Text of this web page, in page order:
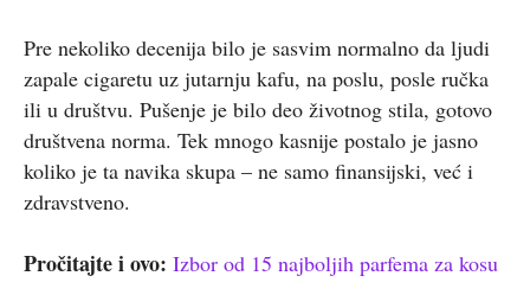
Pre nekoliko decenija bilo je sasvim normalno da ljudi
zapale cigaretu uz jutarnju kafu, na poslu, posle ručka
ili u društvu. Pušenje je bilo deo životnog stila, gotovo
društvena norma. Tek mnogo kasnije postalo je jasno
koliko je ta navika skupa – ne samo finansijski, već i
zdravstveno.
Pročitajte i ovo: Izbor od 15 najboljih parfema za kosu